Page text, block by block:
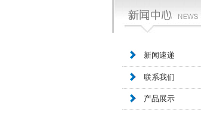
新闻速递
联系我们
产品展示